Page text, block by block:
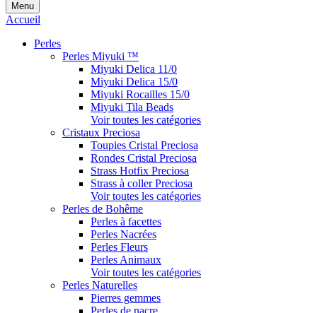
Menu
Accueil
Perles
Perles Miyuki ™
Miyuki Delica 11/0
Miyuki Delica 15/0
Miyuki Rocailles 15/0
Miyuki Tila Beads
Voir toutes les catégories
Cristaux Preciosa
Toupies Cristal Preciosa
Rondes Cristal Preciosa
Strass Hotfix Preciosa
Strass à coller Preciosa
Voir toutes les catégories
Perles de Bohême
Perles à facettes
Perles Nacrées
Perles Fleurs
Perles Animaux
Voir toutes les catégories
Perles Naturelles
Pierres gemmes
Perles de nacre